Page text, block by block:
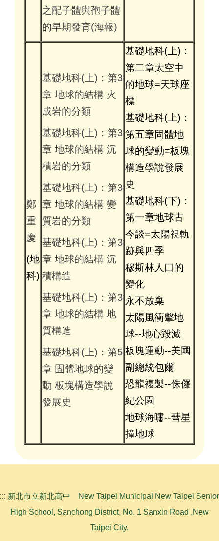
之配子體與孢子體
的早期發育(海報)
鄭
重
慶
(地
科)
基礎地科(上)：第3
章 地球的結構 火
成岩的分類
基礎地科(上)：第3
章 地球的結構 沉
積岩的分類
基礎地科(上)：第3
章 地球的結構 變
質岩的分類
基礎地科(上)：第3
章 地球的結構 沉
積構造
基礎地科(上)：第3
章 地球的結構 地
質構造
基礎地科(上)：第5
章 固體地球的變
動 板塊構造學說
發展史
基礎地科(上)：
第二章太空中
的地球=天球座
標
基礎地科(上)：
第五章固體地
球的變動=板塊
構造學說發展
史
基礎地科(下)：
第一章地球古
今談=太陽視軌
跡與四季
穆斯林人口的
變化
永不放棄
太陽風衝擊地
球--地心毀滅
板塊運動--美國
副總統包爾
恐龍複製--侏儸
紀公園
地球海嘯--彗星
撞地球
::: 新北市立新北高中 New Taipei Municipal New Taipei Senior
High School, Sanchong District, No. 1 Sanxin Road ,New
Taipei City.